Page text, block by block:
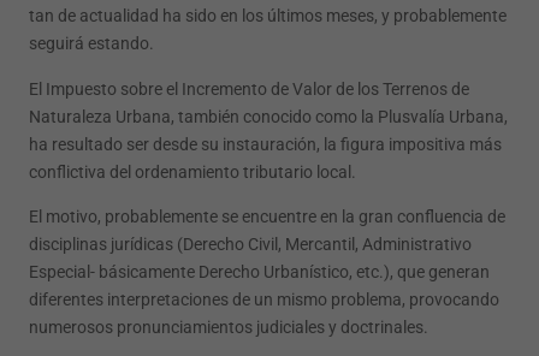
tan de actualidad ha sido en los últimos meses, y probablemente
seguirá estando.
El Impuesto sobre el Incremento de Valor de los Terrenos de
Naturaleza Urbana, también conocido como la Plusvalía Urbana,
ha resultado ser desde su instauración, la figura impositiva más
conflictiva del ordenamiento tributario local.
El motivo, probablemente se encuentre en la gran confluencia de
disciplinas jurídicas (Derecho Civil, Mercantil, Administrativo
Especial- básicamente Derecho Urbanístico, etc.), que generan
diferentes interpretaciones de un mismo problema, provocando
numerosos pronunciamientos judiciales y doctrinales.